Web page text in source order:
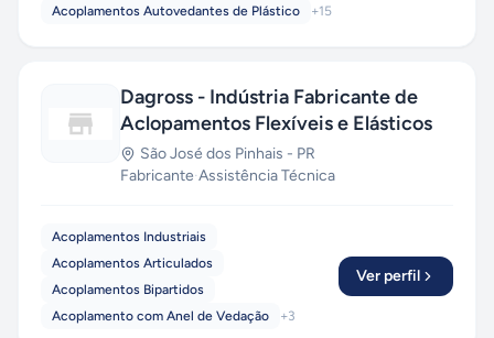
Acoplamentos Autovedantes de Plástico
+15
Dagross - Indústria Fabricante de
Aclopamentos Flexíveis e Elásticos
São José dos Pinhais - PR
Fabricante·Assistência Técnica
Acoplamentos Industriais
Acoplamentos Articulados
Acoplamentos Bipartidos
Acoplamento com Anel de Vedação
+3
Ver perfil